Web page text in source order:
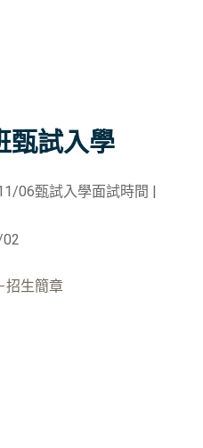
甄試入學
06甄試入學面試時間 |
招生簡章